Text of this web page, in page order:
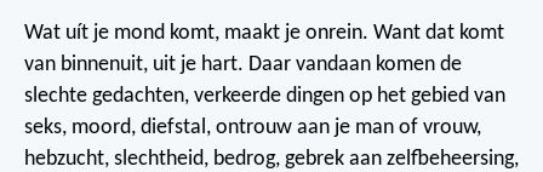
Wat uít je mond komt, maakt je onrein. Want dat komt
van binnenuit, uit je hart. Daar vandaan komen de
slechte gedachten, verkeerde dingen op het gebied van
seks, moord, diefstal, ontrouw aan je man of vrouw,
hebzucht, slechtheid, bedrog, gebrek aan zelfbeheersing,